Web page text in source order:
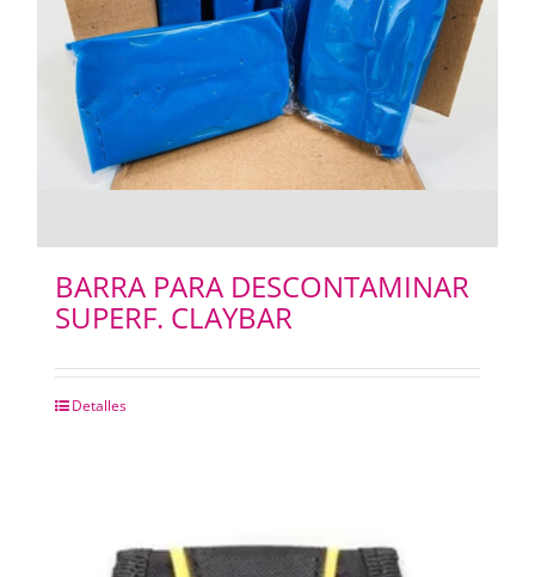
PAPELES
PANTOGRAFOS
HYDROGEL
IMPRESION 3D
IMPRESORAS PLOTERS
Merchandising
SELLOS Y SELLADORAS
BARRA PARA DESCONTAMINAR
SUPERF. CLAYBAR
Detalles